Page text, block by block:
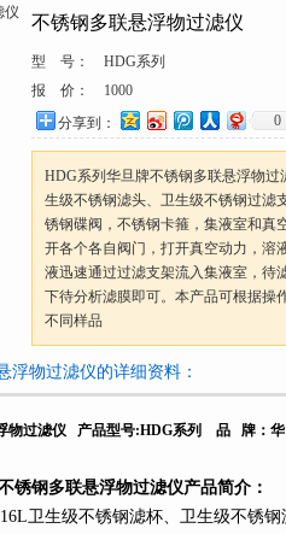
不锈钢多联悬浮物过滤仪
型 号：
HDG系列
报 价：
1000
分享到：
0
HDG系列华旦牌不锈钢多联悬浮物过
生级不锈钢滤头、卫生级不锈钢过滤
锈钢碟阀，不锈钢卡箍，集液室和真
开各个各自阀门，打开真空动力，溶
液迅速通过过滤支架流入集液室，待
下待分析滤膜即可。本产品可根据操
不同样品
浮物过滤仪的详细资料：
物过滤仪 产品型号:HDG系列 品 牌：华
锈钢多联悬浮物过滤仪产品简介：
卫生级不锈钢滤杯、卫生级不锈